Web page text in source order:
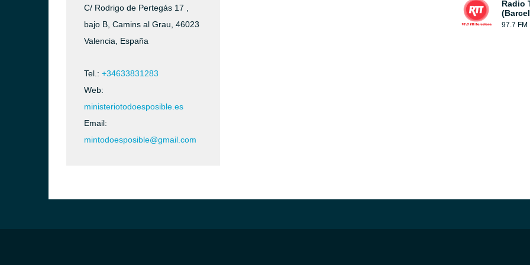
C/ Rodrigo de Pertegás 17 ,
bajo B, Camins al Grau, 46023
Valencia, España
Tel.: +34633831283
Web:
ministeriotodoesposible.es
Email:
mintodoesposible@gmail.com
Radio
97.7 FM